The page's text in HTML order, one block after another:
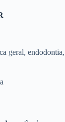
geral,